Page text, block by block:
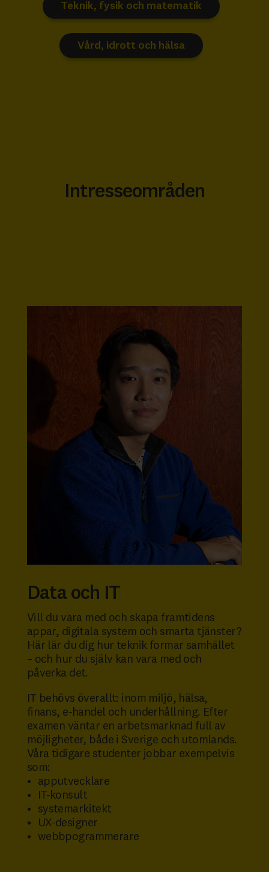
Teknik, fysik och matematik
Vård, idrott och hälsa
Intresseområden
Data och IT
Vill du vara med och skapa framtidens
appar, digitala system och smarta tjänster?
Här lär du dig hur teknik formar samhället
– och hur du själv kan vara med och
påverka det.
IT behövs överallt: inom miljö, hälsa,
finans, e-handel och underhållning. Efter
examen väntar en arbetsmarknad full av
möjligheter, både i Sverige och utomlands.
Våra tidigare studenter jobbar exempelvis
som:
apputvecklare
IT-konsult
systemarkitekt
UX-designer
webbpogrammerare